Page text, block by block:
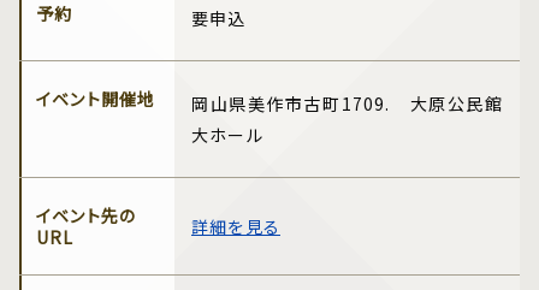
予約 要申込
イベント開催地
岡山県美作市古町1709. 大原公民館
大ホール
イベント先の
URL
詳細を見る